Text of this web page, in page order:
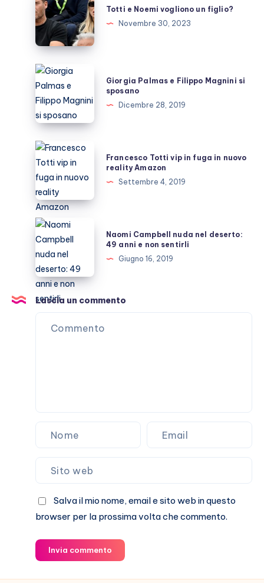
e
Noemi
vogliono
un
figlio?
Totti e Noemi vogliono un figlio?
Novembre 30, 2023
Giorgia
Palmas
e
Filippo
Magnini
si
sposano
Giorgia Palmas e Filippo Magnini si
sposano
Dicembre 28, 2019
Francesco
Totti
vip
in
fuga
in
nuovo
reality
Amazon
Francesco Totti vip in fuga in nuovo
reality Amazon
Settembre 4, 2019
Naomi
Campbell
nuda
nel
deserto:
49
anni
Naomi Campbell nuda nel deserto:
49 anni e non sentirli
Giugno 16, 2019
Lascia un commento
Salva il mio nome, email e sito web in questo
browser per la prossima volta che commento.
Invia commento